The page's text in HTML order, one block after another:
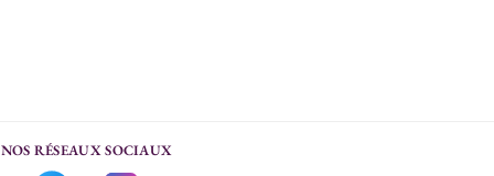
NOS RÉSEAUX SOCIAUX